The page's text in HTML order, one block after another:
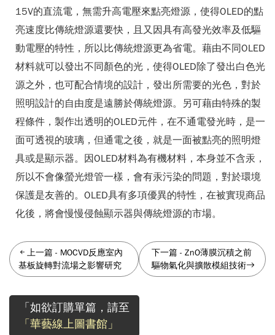
15V的直流電，無需升高電壓來點亮燈源，使得OLED的點
亮速度比傳統燈源還要快，且又因具有高發光效率及低驅
動電壓的特性，所以比傳統燈源更為省電。藉由不同OLED
材料就可以發出不同顏色的光，使得OLED除了發出白色光
源之外，也可配合情境的設計，發出所需要的光色，對於
照明設計的自由度是遠勝於傳統燈源。另可藉由特殊的製
程條件，製作出透明的OLED元件，在不通電發光時，是一
面可透視的玻璃，但通電之後，就是一面被點亮的照明燈
具或是顯示器。因OLED材料為有機材料，本身並不含汞，
所以不會像螢光燈管一樣，會有汞污染的問題，對於環境
保護是友善的。OLED具有多項優異的特性，在被實現商品
化後，將會慢慢侵蝕顯示器與傳統燈源的市場。
上一篇 - MOCVD反應室內
基板旋轉對流場之影響研究
下一篇- ZnO薄膜沉積之前
驅物氣化與擴散模組技術
「如欲訂購單篇，請至
「華藝線上圖書館」